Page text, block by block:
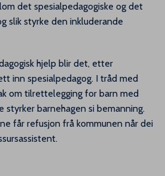
det spesialpedagogiske og det
slik styrke den inkluderande
hjelp blir det, etter
inn spesialpedagog. I tråd med
om tilrettelegging for barn med
styrker barnehagen si bemanning.
får refusjon frå kommunen når dei